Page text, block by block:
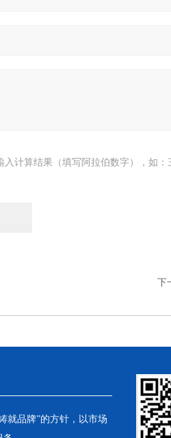
入计算结果（填写阿拉伯数字），如：
下
就品牌”的方针，以市场